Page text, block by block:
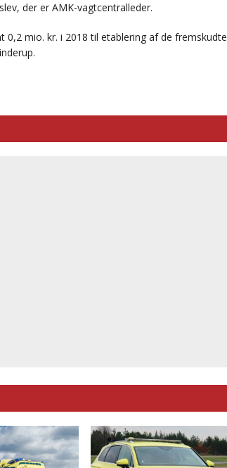
der er AMK-vagtcentralleder.
mio. kr. i 2018 til etablering af de fremskudte